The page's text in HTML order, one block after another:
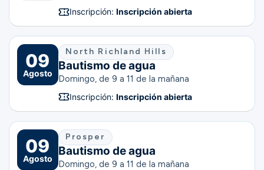
Inscripción: Inscripción abierta
09
Agosto
North Richland Hills
Bautismo de agua
Domingo, de 9 a 11 de la mañana
Inscripción: Inscripción abierta
09
Agosto
Prosper
Bautismo de agua
Domingo, de 9 a 11 de la mañana